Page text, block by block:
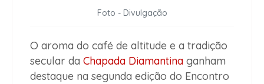
Foto - Divulgação
O aroma do café de altitude e a tradição
secular da Chapada Diamantina ganham
destaque na segunda edição do Encontro